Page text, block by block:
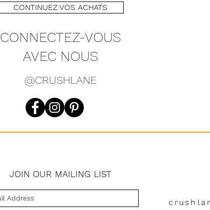
CONTINUEZ VOS ACHATS
CONNECTEZ-VOUS
AVEC NOUS
@CRUSHLANE
JOIN OUR MAILING LIST